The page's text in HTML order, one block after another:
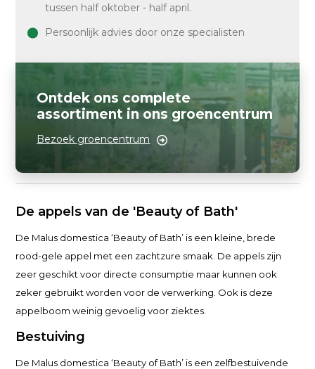
tussen half oktober - half april.
Persoonlijk advies door onze specialisten
Ontdek ons complete
assortiment in ons groencentrum
Bezoek groencentrum
De appels van de 'Beauty of Bath'
De Malus domestica ‘Beauty of Bath’ is een kleine, brede
rood-gele appel met een zachtzure smaak. De appels zijn
zeer geschikt voor directe consumptie maar kunnen ook
zeker gebruikt worden voor de verwerking. Ook is deze
appelboom weinig gevoelig voor ziektes.
Bestuiving
De Malus domestica ‘Beauty of Bath’ is een zelfbestuivende